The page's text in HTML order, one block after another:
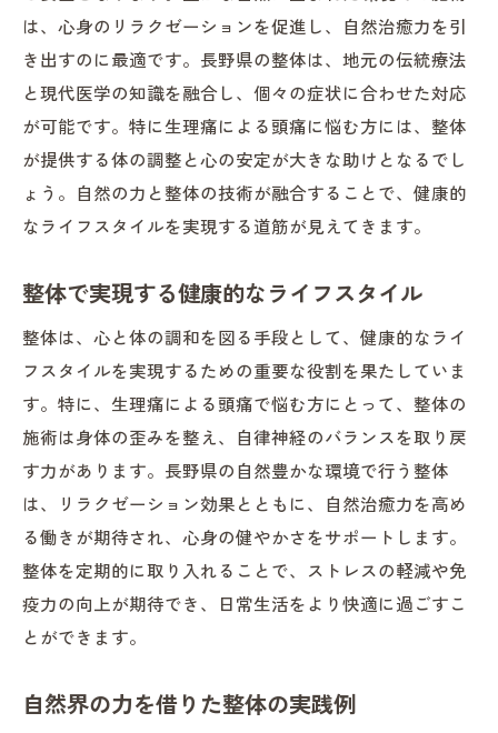
は、心身のリラクゼーションを促進し、自然治癒力を引
き出すのに最適です。長野県の整体は、地元の伝統療法
と現代医学の知識を融合し、個々の症状に合わせた対応
が可能です。特に生理痛による頭痛に悩む方には、整体
が提供する体の調整と心の安定が大きな助けとなるでし
ょう。自然の力と整体の技術が融合することで、健康的
なライフスタイルを実現する道筋が見えてきます。
整体で実現する健康的なライフスタイル
整体は、心と体の調和を図る手段として、健康的なライ
フスタイルを実現するための重要な役割を果たしていま
す。特に、生理痛による頭痛で悩む方にとって、整体の
施術は身体の歪みを整え、自律神経のバランスを取り戻
す力があります。長野県の自然豊かな環境で行う整体
は、リラクゼーション効果とともに、自然治癒力を高め
る働きが期待され、心身の健やかさをサポートします。
整体を定期的に取り入れることで、ストレスの軽減や免
疫力の向上が期待でき、日常生活をより快適に過ごすこ
とができます。
自然界の力を借りた整体の実践例